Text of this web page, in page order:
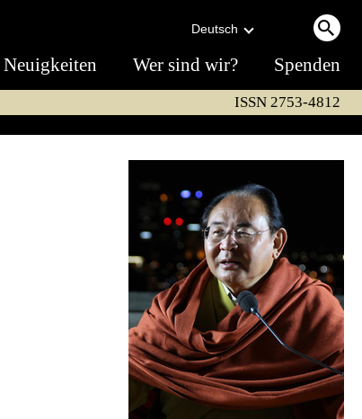
Deutsch
Neuigkeiten Wer sind wir? Spenden
ISSN 2753-4812